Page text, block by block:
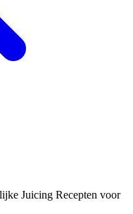
Juicing Recepten voor